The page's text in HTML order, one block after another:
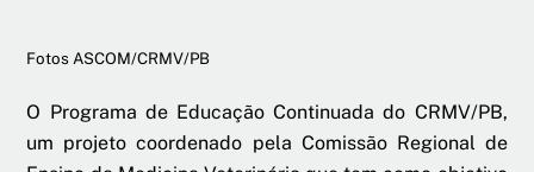
Fotos ASCOM/CRMV/PB
O Programa de Educação Continuada do CRMV/PB,
um projeto coordenado pela Comissão Regional de